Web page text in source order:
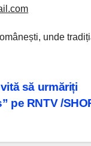
unde
să urmăriți
pe RNTV /